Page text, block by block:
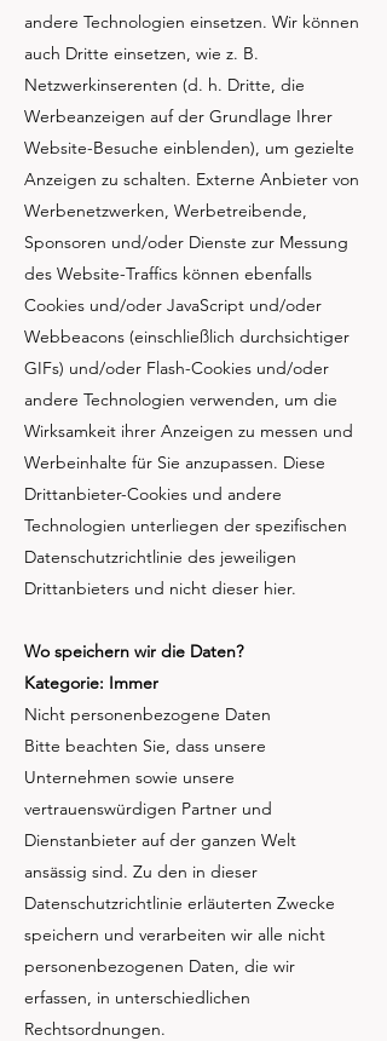
andere Technologien einsetzen. Wir können
auch Dritte einsetzen, wie z. B.
Netzwerkinserenten (d. h. Dritte, die
Werbeanzeigen auf der Grundlage Ihrer
Website-Besuche einblenden), um gezielte
Anzeigen zu schalten. Externe Anbieter von
Werbenetzwerken, Werbetreibende,
Sponsoren und/oder Dienste zur Messung
des Website-Traffics können ebenfalls
Cookies und/oder JavaScript und/oder
Webbeacons (einschließlich durchsichtiger
GIFs) und/oder Flash-Cookies und/oder
andere Technologien verwenden, um die
Wirksamkeit ihrer Anzeigen zu messen und
Werbeinhalte für Sie anzupassen. Diese
Drittanbieter-Cookies und andere
Technologien unterliegen der spezifischen
Datenschutzrichtlinie des jeweiligen
Drittanbieters und nicht dieser hier.
Wo speichern wir die Daten?
Kategorie: Immer
Nicht personenbezogene Daten
Bitte beachten Sie, dass unsere
Unternehmen sowie unsere
vertrauenswürdigen Partner und
Dienstanbieter auf der ganzen Welt
ansässig sind. Zu den in dieser
Datenschutzrichtlinie erläuterten Zwecke
speichern und verarbeiten wir alle nicht
personenbezogenen Daten, die wir
erfassen, in unterschiedlichen
Rechtsordnungen.